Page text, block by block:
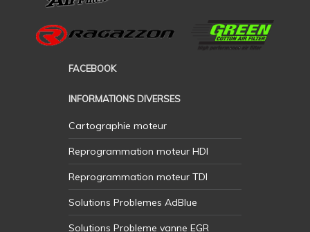
FACEBOOK
INFORMATIONS DIVERSES
Cartographie moteur
Reprogrammation moteur HDI
Reprogrammation moteur TDI
Solutions Problemes AdBlue
Solutions Probleme vanne EGR